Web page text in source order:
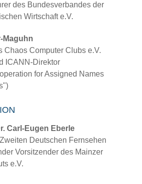
des Bundesverbandes der
Wirtschaft e.V.
Maguhn
Chaos Computer Clubs e.V.
ICANN-Direktor
for Assigned Names
Carl-Eugen Eberle
Deutschen Fernsehen
Vorsitzender des Mainzer
e.V.